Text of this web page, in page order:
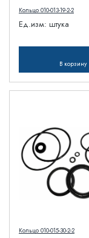
Кольцо 010-013-19-2-2
Ед.изм: штука
В корзину
Кольцо 010-015-30-2-2